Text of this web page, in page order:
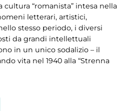
“romanista” intesa nella
letterari, artistici,
stesso periodo, i diversi
da grandi intellettuali
in un unico sodalizio – il
vita nel 1940 alla “Strenna